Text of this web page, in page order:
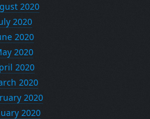
2020
2020
2020
2020
2020
2020
2020
2020